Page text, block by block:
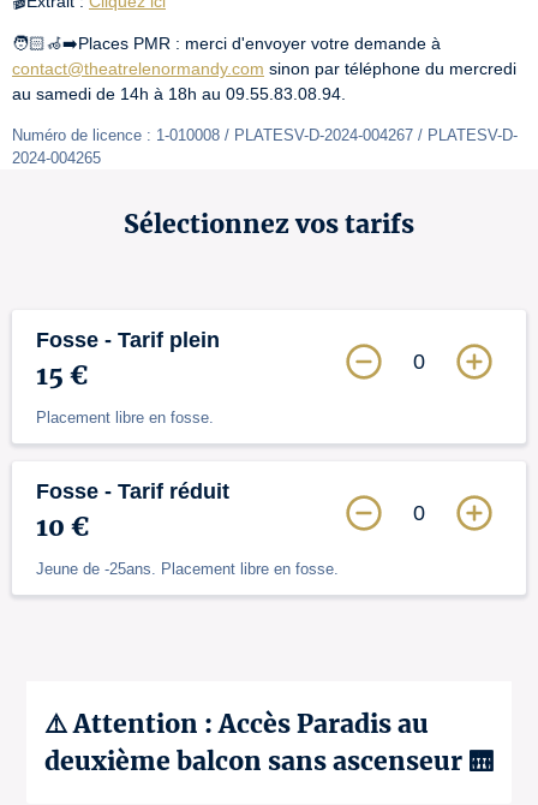
contact@theatrelenormandy.com sinon par téléphone du mercredi
au samedi de 14h à 18h au 09.55.83.08.94.
Numéro de licence : 1-010008 / PLATESV-D-2024-004267 / PLATESV-D-
2024-004265
Sélectionnez vos tarifs
Fosse - Tarif plein
15 €
Placement libre en fosse.
0
Fosse - Tarif réduit
10 €
Jeune de -25ans. Placement libre en fosse.
0
⚠️ Attention : Accès Paradis au
deuxième balcon sans ascenseur 🛗